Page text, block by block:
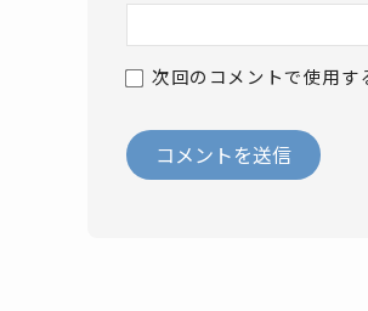
次回のコメントで使用す